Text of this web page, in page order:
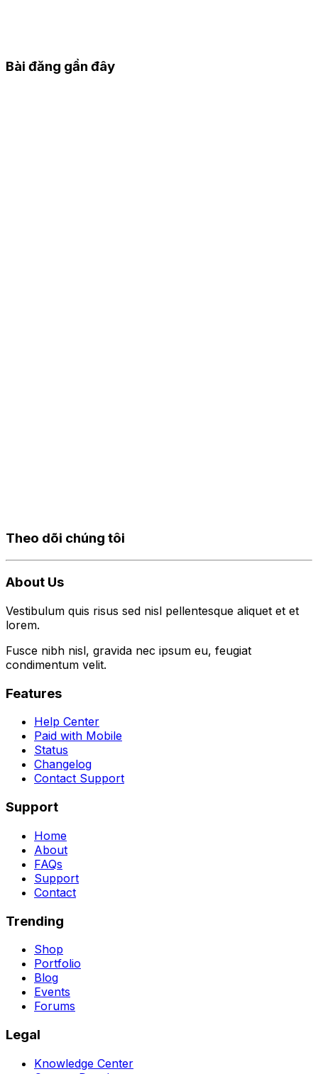
Bài đăng gần đây
Theo dõi chúng tôi
About Us
Vestibulum quis risus sed nisl pellentesque aliquet et et
lorem.
Fusce nibh nisl, gravida nec ipsum eu, feugiat
condimentum velit.
Features
Help Center
Paid with Mobile
Status
Changelog
Contact Support
Support
Home
About
FAQs
Support
Contact
Trending
Shop
Portfolio
Blog
Events
Forums
Legal
Knowledge Center